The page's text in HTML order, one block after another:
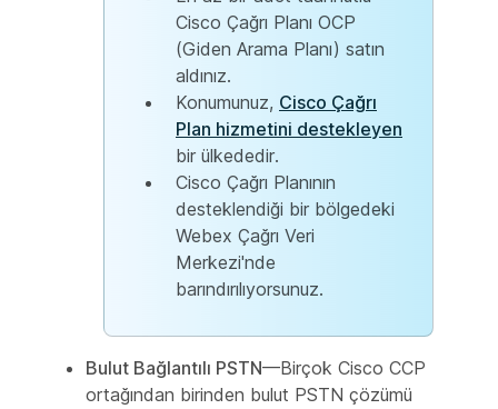
Cisco Çağrı Planı OCP
(Giden Arama Planı) satın
aldınız.
Konumunuz, Cisco Çağrı
Plan hizmetini destekleyen
bir ülkededir.
Cisco Çağrı Planının
desteklendiği bir bölgedeki
Webex Çağrı Veri
Merkezi'nde
barındırılıyorsunuz.
Bulut Bağlantılı PSTN—Birçok Cisco CCP
ortağından birinden bulut PSTN çözümü